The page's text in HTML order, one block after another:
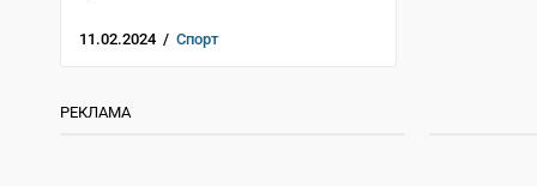
11.02.2024 / Спорт
РЕКЛАМА